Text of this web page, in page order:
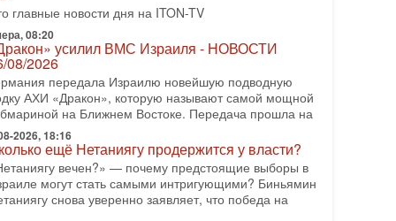
в США и его встреча с Дональдом Трампом
больше вопросов, чем ответов. Полная
07-2026, 15:18
готовит покушение на Нетаниягу! Трамп не
эскалации, но КСИР готовит взрыв!
телеканала ITON-TV СЕРГЕЙ МИГДАЛЬ,
по вопросам безопасности, офицер запаса
управления полиции Израиля, автор
07-2026, 09:02
за разоружение ХАМАСа - НОВОСТИ
07/2026
президент США Дональд Трамп заявил о
главные новости дня на ITON-TV
08:20
усилил ВМС Израиля - НОВОСТИ
08/2026
передала Израилю новейшую подводную
АХИ «Дракон», которую называют самой мощной
на Ближнем Востоке. Передача прошла на
2026, 18:16
ещё Нетаниягу продержится у власти?
вечен?» — почему предстоящие выборы в
могут стать самыми интригующими? Биньямин
снова уверенно заявляет, что победа на